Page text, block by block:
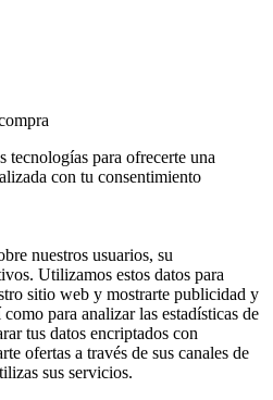
tecnologías para ofrecerte una
con tu consentimiento
nuestros usuarios, su
Utilizamos estos datos para
sitio web y mostrarte publicidad y
para analizar las estadísticas de
tus datos encriptados con
ofertas a través de sus canales de
sus servicios.